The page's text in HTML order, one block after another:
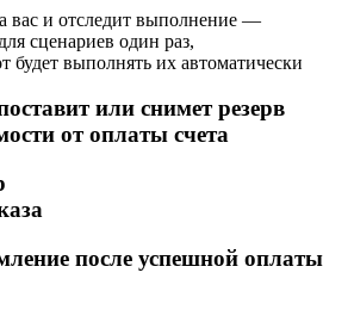
вас и отследит выполнение —
сценариев один раз,
будет выполнять их автоматически
или снимет резерв
от оплаты счета
после успешной оплаты